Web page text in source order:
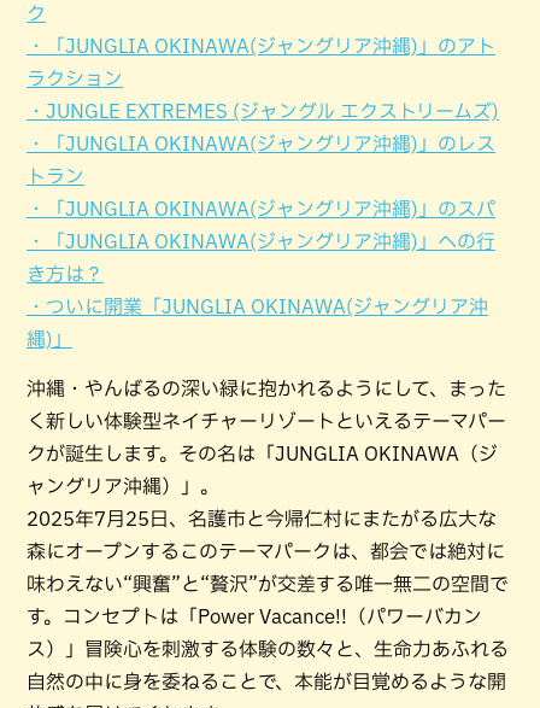
ク
・「JUNGLIA OKINAWA(ジャングリア沖縄)」のアト
ラクション
・JUNGLE EXTREMES (ジャングル エクストリームズ)
・「JUNGLIA OKINAWA(ジャングリア沖縄)」のレス
トラン
・「JUNGLIA OKINAWA(ジャングリア沖縄)」のスパ
・「JUNGLIA OKINAWA(ジャングリア沖縄)」への行
き方は？
・ついに開業「JUNGLIA OKINAWA(ジャングリア沖
縄)」
沖縄・やんばるの深い緑に抱かれるようにして、まった
く新しい体験型ネイチャーリゾートといえるテーマパー
クが誕生します。その名は「JUNGLIA OKINAWA（ジ
ャングリア沖縄）」。
2025年7月25日、名護市と今帰仁村にまたがる広大な
森にオープンするこのテーマパークは、都会では絶対に
味わえない“興奮”と“贅沢”が交差する唯一無二の空間で
す。コンセプトは「Power Vacance!!（パワーバカン
ス）」冒険心を刺激する体験の数々と、生命力あふれる
自然の中に身を委ねることで、本能が目覚めるような開